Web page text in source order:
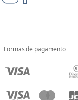
Formas de pagamento